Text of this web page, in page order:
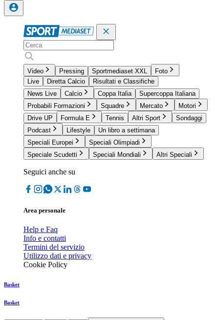
Video Pressing Sportmediaset XXL
Foto
Live
Diretta Calcio
Risultati e Classifiche
News Live
Calcio Coppa Italia
Supercoppa Italiana
Probabili Formazioni
Squadre Mercato
Motori
Drive UP
Formula E Tennis Altri Sport
Sondaggi
Podcast
Lifestyle
Un libro a settimana
Speciali Europei
Speciali Olimpiadi
Speciale Scudetti
Speciali Mondiali Altri Speciali
Seguici anche su
Area personale
Help e Faq
Info e contatti
Termini del servizio
Utilizzo dati e privacy
Cookie Policy
Basket
Basket